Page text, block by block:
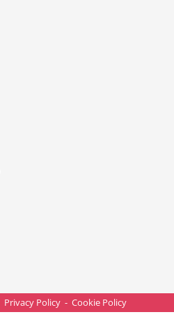
Privacy Policy - Cookie Policy
Mutart